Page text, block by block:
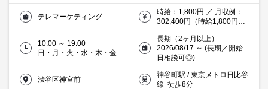
10時以降出社 残業5時間以内 残業20時間未満 駅5分以内
平日休み シフト制 服装・髪型自由 オフィス禁煙・分煙
30代活躍中
ミドル(40代)活躍中 エルダー(50代)活躍中
働く主婦（夫）活躍中 派遣社員就業中 流通・サービス
テレマーケティング
時給：1,800円 ／ 月収例：
302,400円（時給1,800円×
実働8時間×月21日）交通費
支給/規定あり
10:00 ～ 19:00
日・月・火・水・木・金・
可）／週５日／曜日シフト
長期（2ヶ月以上）
2026/08/17 ～ (長期／開始
日相談可◎)
渋谷区神宮前
神谷町駅 / 東京メトロ日比谷
線 徒歩8分